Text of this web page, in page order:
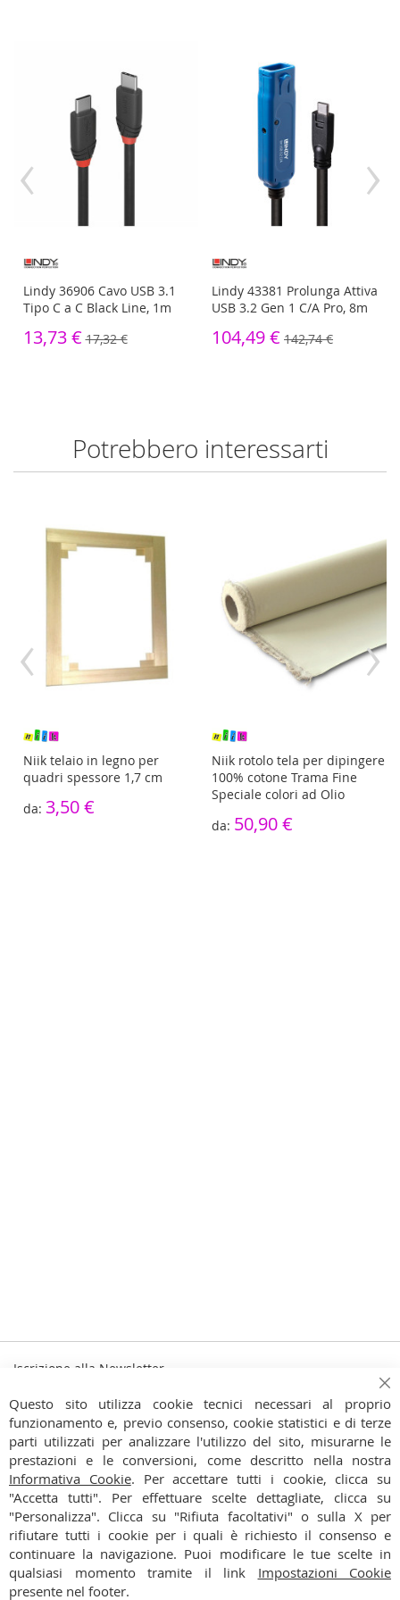
Lindy 36906 Cavo USB 3.1
Tipo C a C Black Line, 1m
13,73 € 17,32 €
Lindy 43381 Prolunga Attiva
USB 3.2 Gen 1 C/A Pro, 8m
104,49 € 142,74 €
‹ ›
Potrebbero interessarti
Niik telaio in legno per
quadri spessore 1,7 cm
3,50 €
Niik rotolo tela per dipingere
100% cotone Trama Fine
Speciale colori ad Olio
50,90 €
‹ ›
Iscrizione alla Newsletter
alla
nostra
Newsletter:
Iscriviti
Ho preso visione dell'Informativa Privacy
CONTATTI
CONDIZIONI
PAGAMENTI
Questo sito utilizza cookie tecnici necessari al proprio
funzionamento e, previo consenso, cookie statistici e di terze
parti utilizzati per analizzare l'utilizzo del sito, misurarne le
prestazioni e le conversioni, come descritto nella nostra
Informativa Cookie. Per accettare tutti i cookie, clicca su
"Accetta tutti". Per effettuare scelte dettagliate, clicca su
"Personalizza". Clicca su "Rifiuta facoltativi" o sulla X per
rifiutare tutti i cookie per i quali è richiesto il consenso e
continuare la navigazione. Puoi modificare le tue scelte in
qualsiasi momento tramite il link Impostazioni Cookie
presente nel footer.